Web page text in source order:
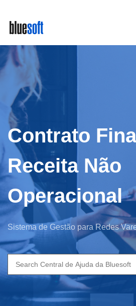
main
content
Contrato
Receita Não
Operacional
Sistema de Gestão para Redes
Search
for: